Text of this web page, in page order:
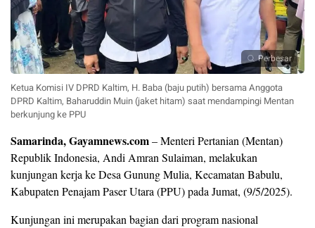
Perbesar
Ketua Komisi IV DPRD Kaltim, H. Baba (baju putih) bersama Anggota
DPRD Kaltim, Baharuddin Muin (jaket hitam) saat mendampingi Mentan
berkunjung ke PPU
Samarinda, Gayamnews.com– Menteri Pertanian (Mentan)
Republik Indonesia, Andi Amran Sulaiman, melakukan
kunjungan kerja ke Desa Gunung Mulia, Kecamatan Babulu,
Kabupaten Penajam Paser Utara (PPU) pada Jumat, (9/5/2025).
Kunjungan ini merupakan bagian dari program nasional